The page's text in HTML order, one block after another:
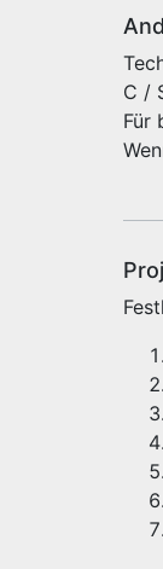
C /
Für